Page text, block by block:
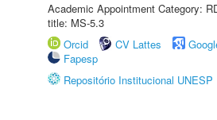
Academic Appointment Category:
title: MS-5.3
Orcid
CV Lattes
Fapesp
Repositório Institucional UNESP